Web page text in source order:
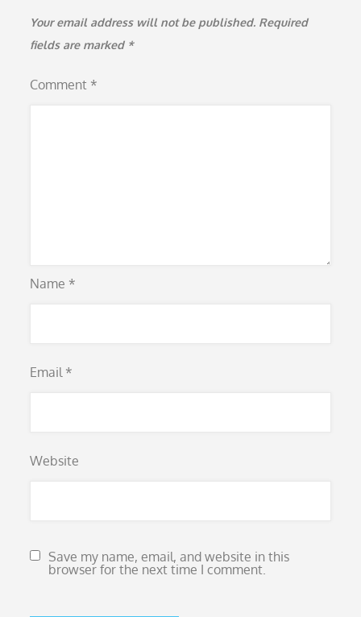
Your email address will not be published. Required
fields are marked *
Comment *
Name *
Email *
Website
Save my name, email, and website in this
browser for the next time I comment.